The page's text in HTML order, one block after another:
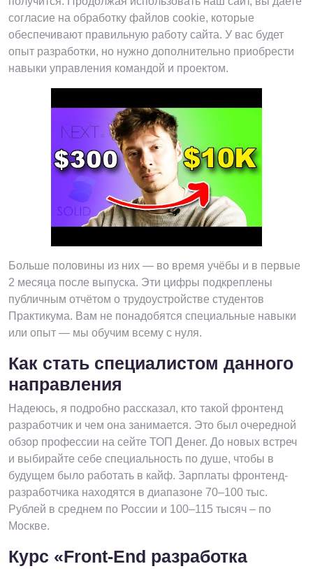
согласие на обработку файлов cookie, которые
обеспечивают правильную работу сайта. У вас будет
опыт разработки, но нужно дополнительно приобрести
навыки управления командой и проектом.
Больше половины из них — во время учёбы и в первые
2 месяца после выпуска. Эти цифры подкреплены
публичным отчётом о трудоустройстве студентов
Практикума. Вам не понадобятся специальные навыки
или опыт — мы обучим всему с нуля.
Как стать специалистом данного
направления
Надеюсь, я подробно рассказал, кто такой фронтенд
разработчик и чем она занимается. Это был очередной
обзор профессии на сейте ТОП Денег. До новых встреч
и выбирайте себе специальность по душе, чтобы в
будущем было работать в кайф. Зарплаты фронтенд-
разработчика находятся в диапазоне 70–100 тыс.
Рублей в среднем по России и 100–115 тысяч – по
Москве.
Курс «Front-End разработка